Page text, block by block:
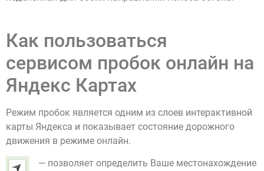
Как пользоваться
сервисом пробок онлайн на
Яндекс Картах
Режим пробок является одним из слоев интерактивной
карты Яндекса и показывает состояние дорожного
движения в режиме онлайн.
— позволяет определить Ваше местонахождение